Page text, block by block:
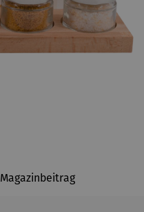
Magazinbeitrag